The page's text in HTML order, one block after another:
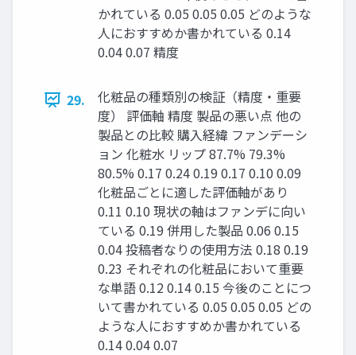
かれている 0.05 0.05 0.05 どのような
人におすすめか書かれている 0.14
0.04 0.07 精度
29.
化粧品の種類別の検証（精度・重要
度） 評価軸 精度 製品の悪い点 他の
製品との比較 購入経緯 ファンデーシ
ョン 化粧水 リップ 87.7% 79.3%
80.5% 0.17 0.24 0.19 0.17 0.10 0.09
化粧品ごとに適した評価軸があり
0.11 0.10 現状の軸はファンデに向い
ている 0.19 併用した製品 0.06 0.15
0.04 投稿者なりの使用方法 0.18 0.19
0.23 それぞれの化粧品において重要
な単語 0.12 0.14 0.15 今後のことにつ
いて書かれている 0.05 0.05 0.05 どの
ような人におすすめか書かれている
0.14 0.04 0.07